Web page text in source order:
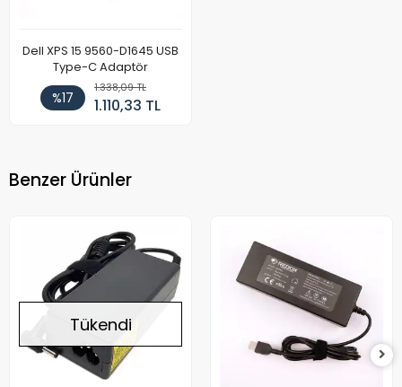
Dell XPS 15 9560-D1645 USB
Type-C Adaptör
%17
1.338,09 TL
1.110,33 TL
Benzer Ürünler
Tükendi